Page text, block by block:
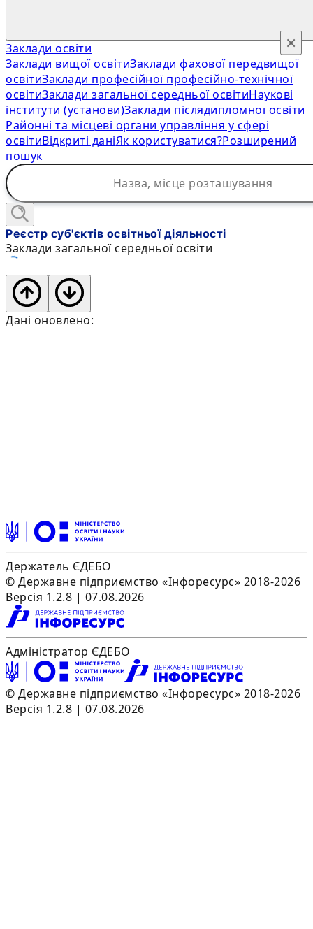
Заклади освіти
Заклади вищої освітиЗаклади фахової передвищої
освітиЗаклади професійної професійно-технічної
освітиЗаклади загальної середньої освітиНаукові
інститути (установи)Заклади післядипломної освіти
Районні та місцеві органи управління у сфері
освітиВідкриті даніЯк користуватися?Розширений
пошук
×
Реєстр суб'єктів освітньої діяльності
Заклади загальної середньої освіти
Дані оновлено:
Держатель ЄДЕБО
© Державне підприємство «Інфоресурс» 2018-2026
Версія 1.2.8 | 07.08.2026
Адміністратор ЄДЕБО
© Державне підприємство «Інфоресурс» 2018-2026
Версія 1.2.8 | 07.08.2026